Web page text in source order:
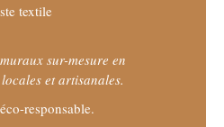
textile
sur-mesure en
et artisanales.
responsable.